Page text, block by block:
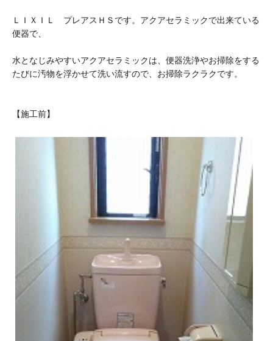
ＬＩＸＩＬ プレアスＨＳです。アクアセラミックで出来ている
便器で、
水となじみやすいアクアセラミックは、便器洗浄やお掃除をする
たびに汚物を浮かせて洗い流すので、お掃除ラクラクです。
【施工前】